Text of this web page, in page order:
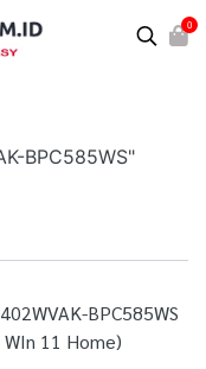
0
BPC585WS"
BPC585WS
11 Home)